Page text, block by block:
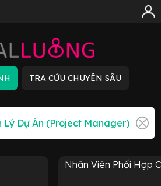
Nhân Viên Phối Hợp